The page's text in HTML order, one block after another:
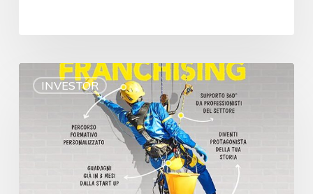
INVESTOR